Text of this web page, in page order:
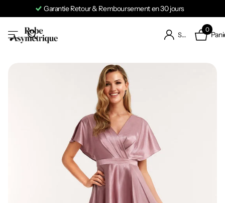
Garantie Retour & Remboursement en 30 jours
S'identifier
0